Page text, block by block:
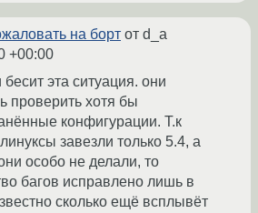
на борт от d_a
+00:00
эта ситуация. они
проверить хотя бы
конфигурации. Т.к
завезли только 5.4, а
особо не делали, то
багов исправлено лишь в
сколько ещё всплывёт